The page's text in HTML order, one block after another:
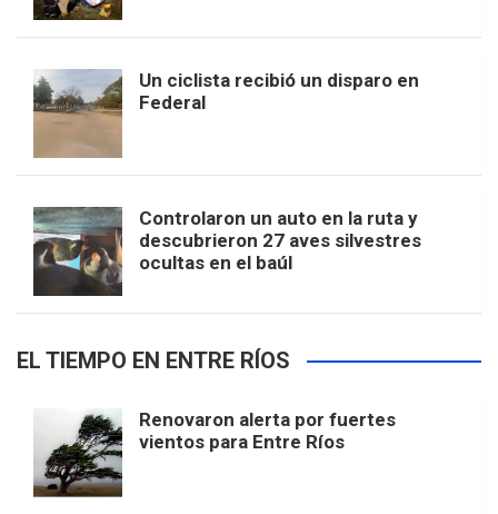
Un ciclista recibió un disparo en
Federal
Controlaron un auto en la ruta y
descubrieron 27 aves silvestres
ocultas en el baúl
EL TIEMPO EN ENTRE RÍOS
Renovaron alerta por fuertes
vientos para Entre Ríos